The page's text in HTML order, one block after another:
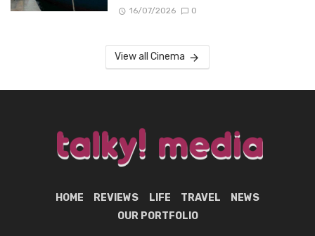
16/07/2026 0
View all Cinema
HOME REVIEWS LIFE TRAVEL
NEWS
OUR PORTFOLIO